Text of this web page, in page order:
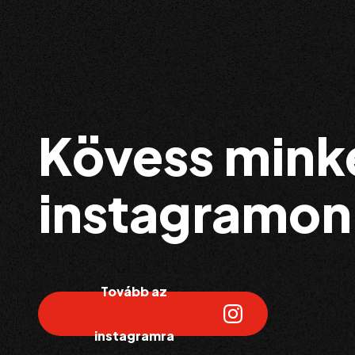
Kövess
Tovább az
instagramra